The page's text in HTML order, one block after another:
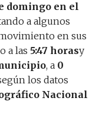
domingo en el
a algunos
en sus
a las 5:47 horasy
, a 0
los datos
Nacional